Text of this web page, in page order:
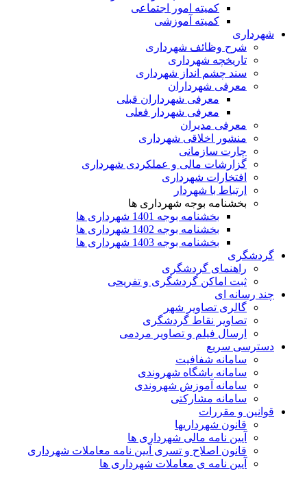
کمیته امور اجتماعی
کمیته آموزشی
شهرداری
شرح وظائف شهرداری
تاریخچه شهرداری
سند چشم انداز شهرداری
معرفی شهرداران
معرفی شهرداران قبلی
معرفی شهردار فعلی
معرفی مدیران
منشور اخلاقی شهرداری
چارت سازمانی
گزارشات مالی و عملکردی شهرداری
افتخارات شهرداری
ارتباط با شهردار
بخشنامه بوجه شهرداری ها
بخشنامه بوجه 1401 شهرداری ها
بخشنامه بوجه 1402 شهرداری ها
بخشنامه بوجه 1403 شهرداری ها
گردشگری
راهنمای گردشگری
ثبت اماکن گردشگری و تفریحی
چند رسانه ای
گالری تصاویر شهر
تصاویر نقاط گردشگری
ارسال فیلم و تصاویر مردمی
دسترسی سریع
سامانه شفافیت
سامانه باشگاه شهروندی
سامانه آموزش شهروندی
سامانه مشارکتی
قوانین و مقررات
قانون شهرداریها
آیین نامه مالی شهرداری ها
قانون اصلاح و تسری آیین نامه معاملات شهرداری
آیین نامه ی معاملات شهرداری ها